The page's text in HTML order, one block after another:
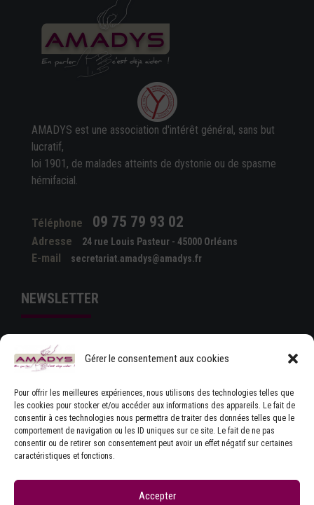
Gérer le consentement aux cookies
Pour offrir les meilleures expériences, nous utilisons des technologies telles que
les cookies pour stocker et/ou accéder aux informations des appareils. Le fait de
consentir à ces technologies nous permettra de traiter des données telles que le
comportement de navigation ou les ID uniques sur ce site. Le fait de ne pas
consentir ou de retirer son consentement peut avoir un effet négatif sur certaines
caractéristiques et fonctions.
Accepter
AMADYS est une association d'intérêt général, sans but
lucratif,
loi 1901, de malades atteints de dystonie ou de spasme
hémifacial.
Téléphone 09 75 79 93 02
Adresse 24 rue Louis Pasteur - 45000 Orléans
E-mail secretariat.amadys@amadys.fr
NEWSLETTER
J'ACCEPTE LES CONDITIONS GÉNÉRALES
D'UTILISATION